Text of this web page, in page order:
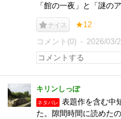
「館の一夜」と「謎の
ナイス ★12
コメント(0) 2026/03/
キリンしっぽ
ネタバレ
表題作を含む中
た。隙間時間に読めた